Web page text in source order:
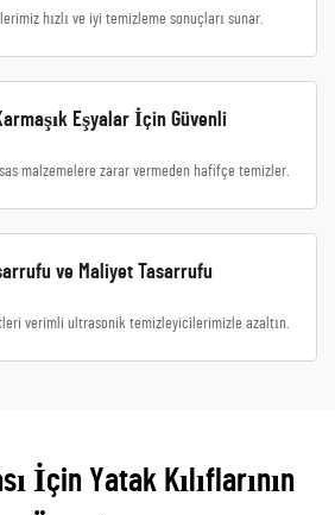
hızlı ve iyi temizleme sonuçları sunar.
Eşyalar İçin Güvenli
malzemelere zarar vermeden hafifçe temizler.
ve Maliyet Tasarrufu
verimli ultrasonik temizleyicilerimizle azaltın.
İçin Yatak Kılıflarının